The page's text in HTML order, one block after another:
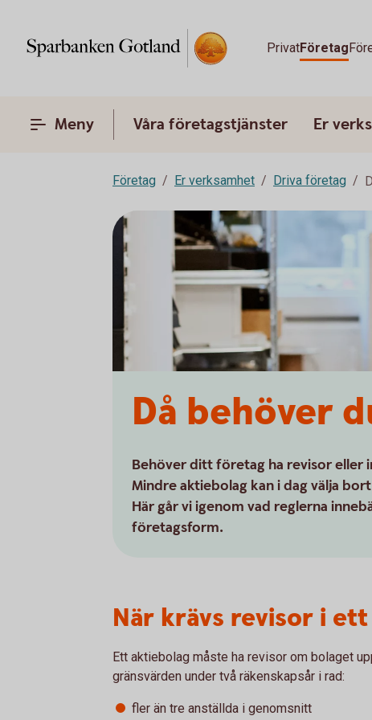
PrivatFöretag
Meny Våra företagstjänster Er
Företag Er verksamhet Driva företag
Då behöver
Behöver ditt företag ha revisor eller
Mindre aktiebolag kan i dag välja
Här går vi igenom vad reglerna
företagsform.
När krävs revisor i
Ett aktiebolag måste ha revisor om bolaget
gränsvärden under två räkenskapsår i rad:
fler än tre anställda i genomsnitt